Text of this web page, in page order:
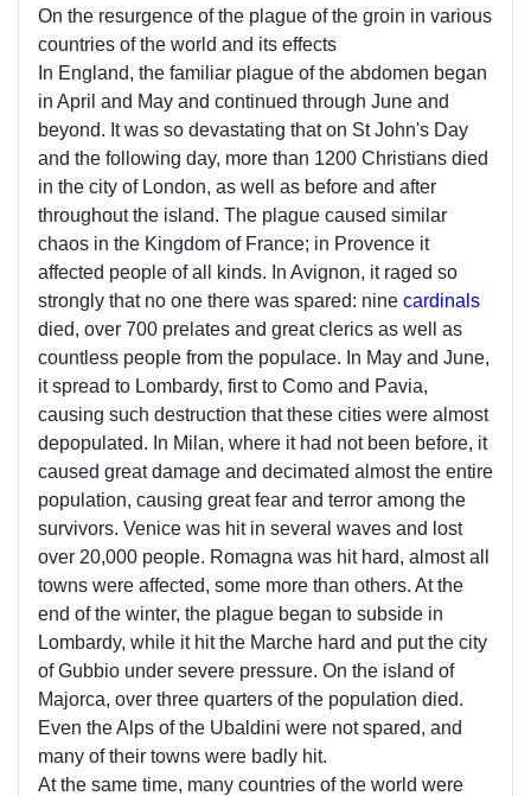
On the resurgence of the plague of the groin in various
countries of the world and its effects
In England, the familiar plague of the abdomen began
in April and May and continued through June and
beyond. It was so devastating that on St John's Day
and the following day, more than 1200 Christians died
in the city of London, as well as before and after
throughout the island. The plague caused similar
chaos in the Kingdom of France; in Provence it
affected people of all kinds. In Avignon, it raged so
strongly that no one there was spared: nine cardinals
died, over 700 prelates and great clerics as well as
countless people from the populace. In May and June,
it spread to Lombardy, first to Como and Pavia,
causing such destruction that these cities were almost
depopulated. In Milan, where it had not been before, it
caused great damage and decimated almost the entire
population, causing great fear and terror among the
survivors. Venice was hit in several waves and lost
over 20,000 people. Romagna was hit hard, almost all
towns were affected, some more than others. At the
end of the winter, the plague began to subside in
Lombardy, while it hit the Marche hard and put the city
of Gubbio under severe pressure. On the island of
Majorca, over three quarters of the population died.
Even the Alps of the Ubaldini were not spared, and
many of their towns were badly hit.
At the same time, many countries of the world were